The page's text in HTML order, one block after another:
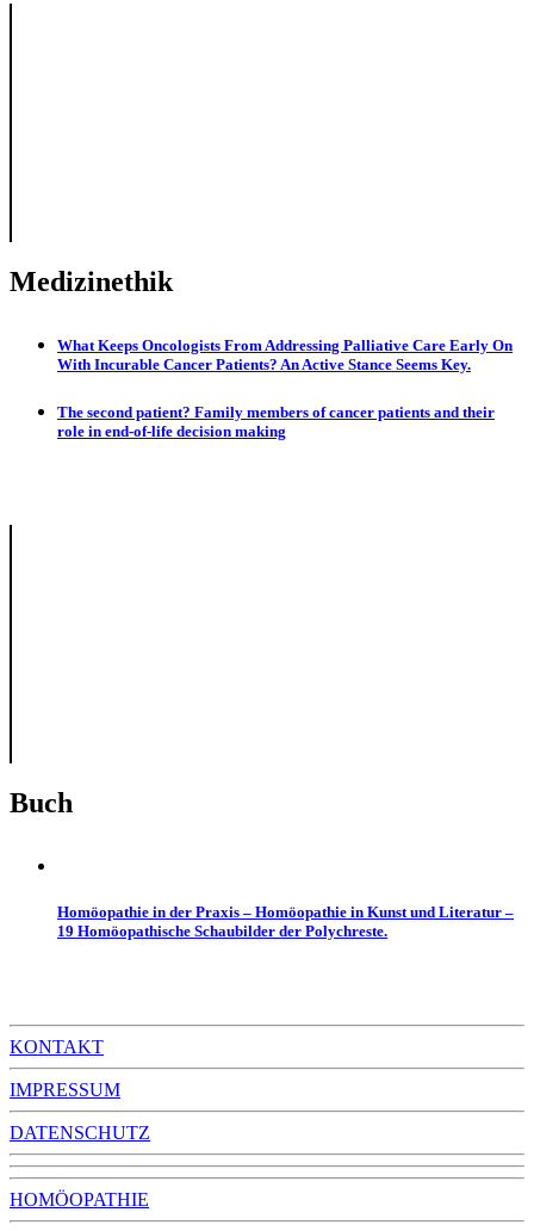
Medizinethik
What Keeps Oncologists From Addressing Palliative Care Early On
With Incurable Cancer Patients? An Active Stance Seems Key.
The second patient? Family members of cancer patients and their
role in end-of-life decision making
Buch
Homöopathie in der Praxis – Homöopathie in Kunst und Literatur –
19 Homöopathische Schaubilder der Polychreste.
KONTAKT
IMPRESSUM
DATENSCHUTZ
HOMÖOPATHIE